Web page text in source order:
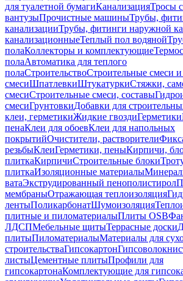
для туалетной бумагиКанализацияТросы
вантузыПрочистные машиныТрубы,
канализацииТрубы, фитинги наружной
канализационныеТеплый пол водяной
полаКоллекторы и комплектующие
полаАвтоматика для теплого
полаСтроительствоСтроительные смеси
смесиШпатлевкиШтукатуркиСтяжки,
смесиСтроительные смеси, составы
смесиГрунтовкиДобавки для
клеи, герметикиЖидкие гвоздиГерметики
пенаКлеи для обоевКлеи для напольных
покрытийОчистители, растворители
резьбыКлеиГерметики, пеныКирпичи,
плиткаКирпичиСтроительные блоки
плиткаИзоляционные материалы
ватаЭкструдированный пенополистирол
мембраныОтражающая теплоизоляция
лентыПоликарбонатШумоизоляция
плитные и пиломатериалыПлиты OSB
ЛДСПМебельные щитыТеррасные доски
плитыПиломатериалыМатериалы для
строительстваГипсокартон
листыЦементные плитыПрофили для
гипсокартонаКомплектующие для